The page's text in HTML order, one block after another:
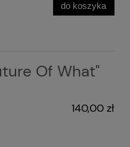
do koszyka
Of What"
140,00 zł